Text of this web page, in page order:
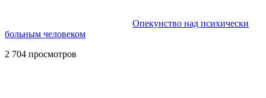
Опекунство над психически
больным человеком
2 704 просмотров